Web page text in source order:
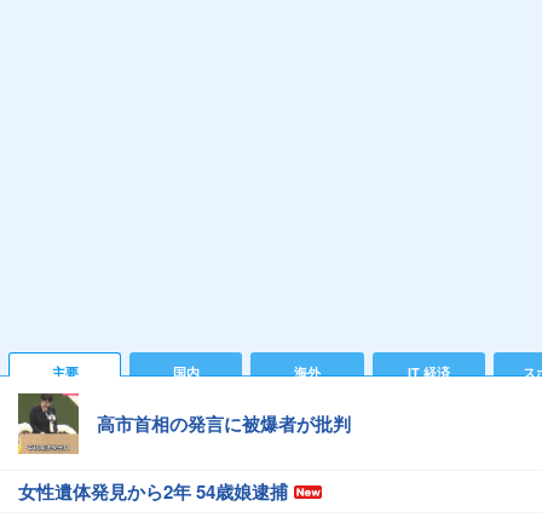
主要 国内 海外 IT 経済 ス
高市首相の発言に被爆者が批判
女性遺体発見から2年 54歳娘逮捕